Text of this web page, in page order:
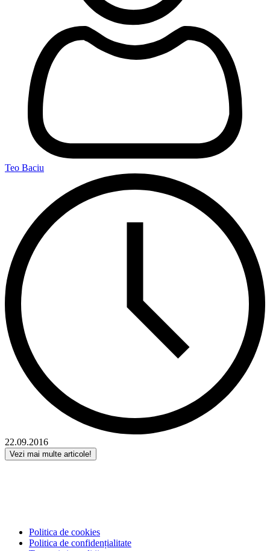
Teo Baciu
22.09.2016
Vezi mai multe articole!
Politica de cookies
Politica de confidențialitate